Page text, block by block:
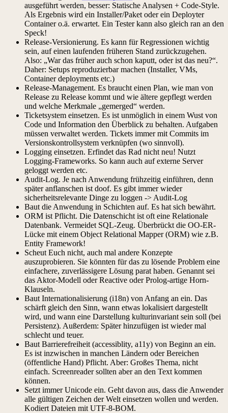
ausgeführt werden, besser: Statische Analysen + Code-Style.
Als Ergebnis wird ein Installer/Paket oder ein Deployter
Container o.ä. erwartet. Ein Tester kann also gleich ran an den
Speck!
Release-Versionierung. Es kann für Regressionen wichtig
sein, auf einen laufenden früheren Stand zurückzugehen.
Also: „War das früher auch schon kaputt, oder ist das neu?“.
Daher: Setups reproduzierbar machen (Installer, VMs,
Container deployments etc.)
Release-Management. Es braucht einen Plan, wie man von
Release zu Release kommt und wie ältere gepflegt werden
und welche Merkmale „gemerged“ werden.
Ticketsystem einsetzen. Es ist unmöglich in einem Wust von
Code und Information den Überblick zu behalten. Aufgaben
müssen verwaltet werden. Tickets immer mit Commits im
Versionskontrollsystem verknüpfen (wo sinnvoll).
Logging einsetzen. Erfindet das Rad nicht neu! Nutzt
Logging-Frameworks. So kann auch auf externe Server
geloggt werden etc.
Audit-Log. Je nach Anwendung frühzeitig einführen, denn
später anflanschen ist doof. Es gibt immer wieder
sicherheitsrelevante Dinge zu loggen -> Audit-Log
Baut die Anwendung in Schichten auf. Es hat sich bewährt.
ORM ist Pflicht. Die Datenschicht ist oft eine Relationale
Datenbank. Vermeidet SQL-Zeug. Überbrückt die OO-ER-
Lücke mit einem Object Relational Mapper (ORM) wie z.B.
Entity Framework!
Scheut Euch nicht, auch mal andere Konzepte
auszuprobieren. Sie könnten für das zu lösende Problem eine
einfachere, zuverlässigere Lösung parat haben. Genannt sei
das Aktor-Modell oder Reactive oder Prolog-artige Horn-
Klauseln.
Baut Internationalisierung (i18n) von Anfang an ein. Das
schärft gleich den Sinn, wann etwas lokalisiert dargestellt
wird, und wann eine Darstellung kulturinvariant sein soll (bei
Persistenz). Außerdem: Später hinzufügen ist wieder mal
schlecht und teuer.
Baut Barrierefreiheit (accessiblity, a11y) von Beginn an ein.
Es ist inzwischen in manchen Ländern oder Bereichen
(öffentliche Hand) Pflicht. Aber: Großes Thema, nicht
einfach. Screenreader sollten aber an den Text kommen
können.
Setzt immer Unicode ein. Geht davon aus, dass die Anwender
alle gültigen Zeichen der Welt einsetzen wollen und werden.
Kodiert Dateien mit UTF-8-BOM.